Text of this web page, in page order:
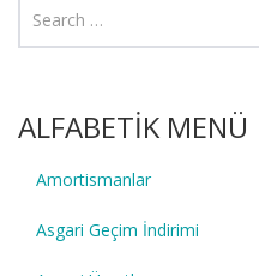
ALFABETİK MENÜ
Amortismanlar
Asgari Geçim İndirimi